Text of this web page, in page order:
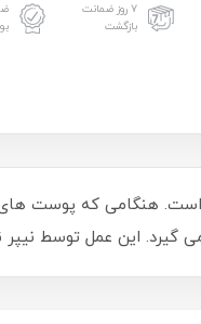
۷ روز ضمانت
بازگشت
است. هنگامی که پوست
گیرد. این عمل توسط نیپر